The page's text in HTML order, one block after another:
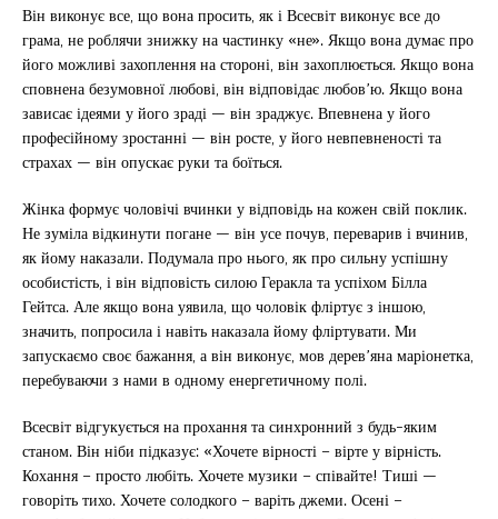
Він виконує все, що вона просить, як і Всесвіт виконує все до
грама, не роблячи знижку на частинку «не». Якщо вона думає про
його можливі захоплення на стороні, він захоплюється. Якщо вона
сповнена безумовної любові, він відповідає любов’ю. Якщо вона
зависає ідеями у його зраді — він зраджує. Впевнена у його
професійному зростанні — він росте, у його невпевненості та
страхах — він опускає руки та боїться.
Жінка формує чоловічі вчинки у відповідь на кожен свій поклик.
Не зуміла відкинути погане — він усе почув, переварив і вчинив,
як йому наказали. Подумала про нього, як про сильну успішну
особистість, і він відповість силою Геракла та успіхом Білла
Гейтса. Але якщо вона уявила, що чоловік фліртує з іншою,
значить, попросила і навіть наказала йому фліртувати. Ми
запускаємо своє бажання, а він виконує, мов дерев’яна маріонетка,
перебуваючи з нами в одному енергетичному полі.
Всесвіт відгукується на прохання та синхронний з будь-яким
станом. Він ніби підказує: «Хочете вірності – вірте у вірність.
Кохання – просто любіть. Хочете музики – співайте! Тиші —
говоріть тихо. Хочете солодкого – варіть джеми. Осені –